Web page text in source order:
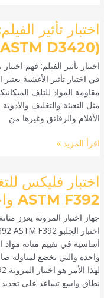
اختبار تأثير
(ASTM D3420) وتطبيقاته
في اختبار تأثير الأغشية يعتبر
مقاومة المواد للتلف
مثل التعبئة والتغليف
الأفلام والرقائق وغيرها من
اختبار
تأثير
الفيلم:
فهم
اختبار
سبنسر
للتأثير
(ASTM
وتطبيقاته
اقرأ المزيد »
اختبار فليكس
ASTM F392 واختبار جيلبو ASTM F392
جهاز اختبار المرونة يعزز
أساسية في تقييم متانة
واحدة والتي تخضع لمناولة
نطاق واسع تساعد على تحديد
اختبار
فليكس
للتغليف
القابل
للتصرف:
ASTM
F392
واختبار
جيلبو